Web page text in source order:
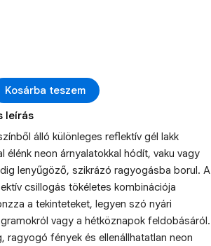
Kosárba teszem
leírás
álló különleges reflektív gél lakk
élénk neon árnyalatokkal hódít, vaku vagy
lenyűgöző, szikrázó ragyogásba borul. A
csillogás tökéletes kombinációja
a tekinteteket, legyen szó nyári
vagy a hétköznapok feldobásáról.
ragyogó fények és ellenállhatatlan neon